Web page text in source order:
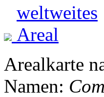
Arealkarte
Namen: